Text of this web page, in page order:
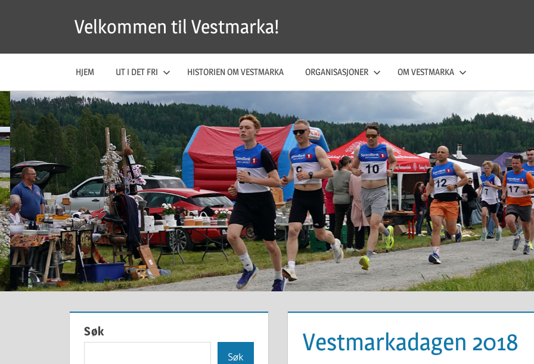
Velkommen til Vestmarka!
HJEM UT I DET FRI HISTORIEN OM VESTMARKA ORGANISASJONER OM VESTMARKA
Vestmarkadagen 2018
Søk
Søk